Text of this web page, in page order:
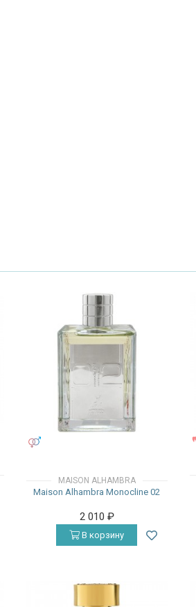
MAISON ALHAMBRA
Maison Alhambra Monocline 02
2 010 ₽
В корзину